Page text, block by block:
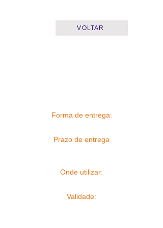
VOLTAR
Forma de entrega:
Prazo de entrega
Onde utilizar:
Validade: